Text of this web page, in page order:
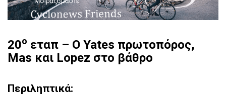
20ο εταπ – Ο Yates πρωτοπόρος,
Mas και Lopez στο βάθρο
Περιληπτικά: